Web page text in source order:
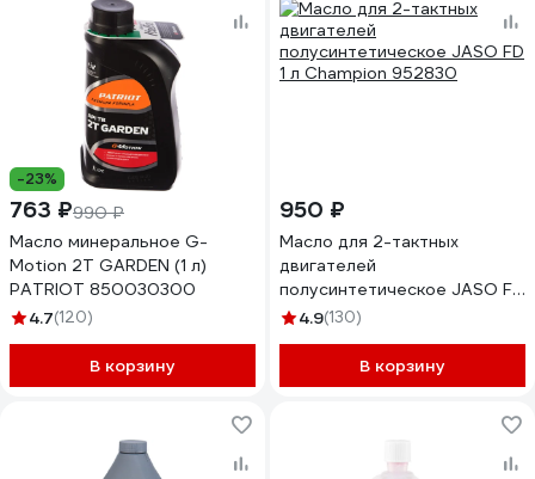
-23%
763 ₽990 ₽
Масло минеральное G-
Motion 2Т GARDEN (1 л)
PATRIOT 850030300
4.7(120)
В корзину
950 ₽
Масло для 2-тактных
двигателей
полусинтетическое JASO FD
1 л Champion 952830
4.9(130)
В корзину